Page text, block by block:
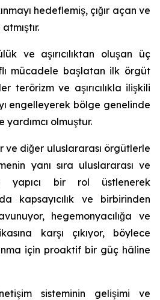
hedeflemiş, çığır açan ve
ve aşırıcılıktan oluşan üç
mücadele başlatan ilk örgüt
terörizm ve aşırıcılıkla ilişkili
engelleyerek bölge genelinde
olmuştur.
ve diğer uluslararası örgütlerle
yanı sıra uluslararası ve
yapıcı bir rol üstlenerek
kapsayıcılık ve birbirinden
hegemonyacılığa ve
karşı çıkıyor, böylece
için proaktif bir güç hâline
sisteminin gelişimi ve